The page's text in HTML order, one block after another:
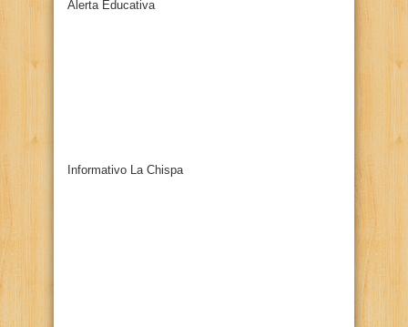
Alerta Educativa
Informativo La Chispa